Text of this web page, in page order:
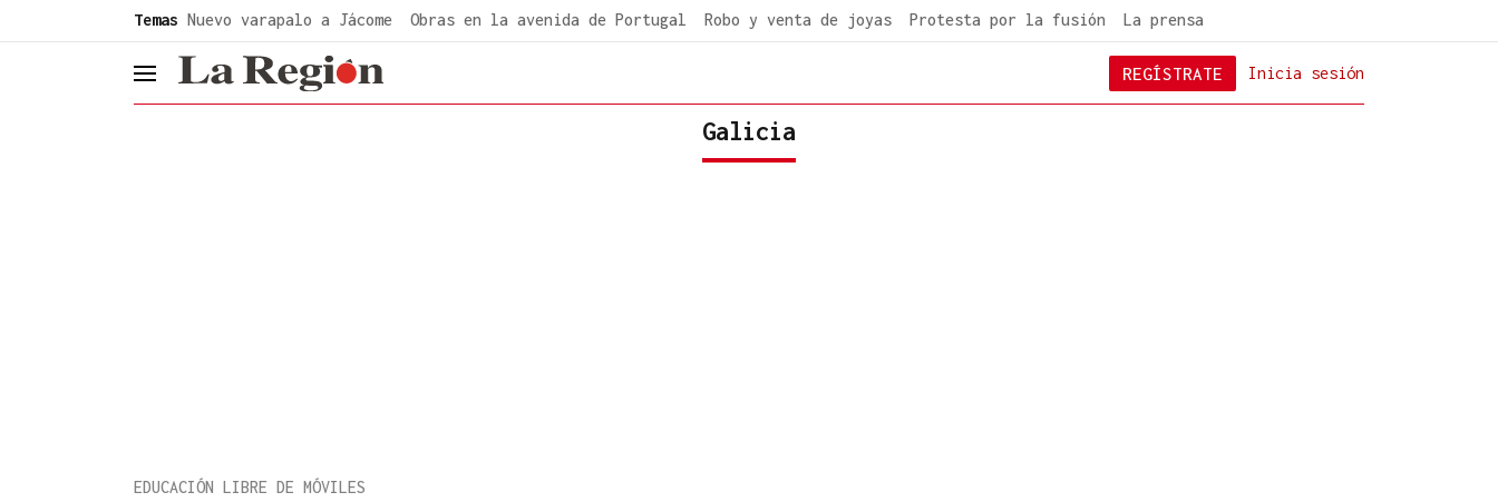
Temas Nuevo varapalo a Jácome Obras en la avenida de Portugal Robo y venta de joyas Protesta por la fusión La prensa
header.menu.open Inicia sesión
REGÍSTRATE
Galicia
EDUCACIÓN LIBRE DE MÓVILES